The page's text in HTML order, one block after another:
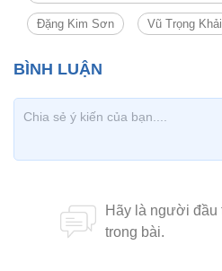
Đặng Kim Sơn Vũ Trọng Khải